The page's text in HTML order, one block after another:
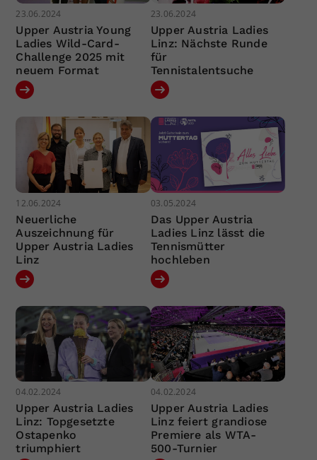
23.06.2024
Upper Austria Young
Ladies Wild-Card-
Challenge 2025 mit
neuem Format
23.06.2024
Upper Austria Ladies
Linz: Nächste Runde
für
Tennistalentsuche
12.06.2024
Neuerliche
Auszeichnung für
Upper Austria Ladies
Linz
03.05.2024
Das Upper Austria
Ladies Linz lässt die
Tennismütter
hochleben
04.02.2024
Upper Austria Ladies
Linz: Topgesetzte
Ostapenko
triumphiert
04.02.2024
Upper Austria Ladies
Linz feiert grandiose
Premiere als WTA-
500-Turnier